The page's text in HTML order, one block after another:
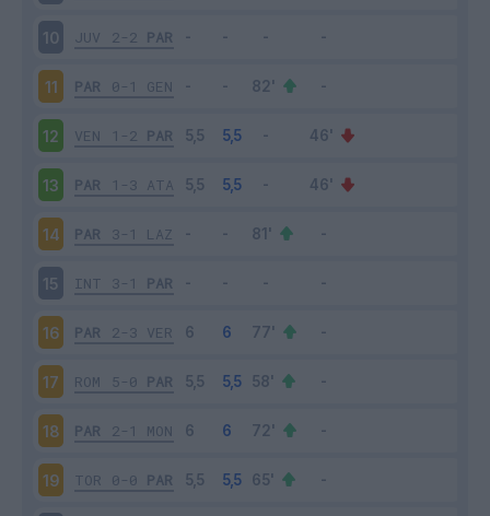
10 JUV 2-2 PAR
11 PAR 0-1 GEN
12 VEN 1-2 PAR
13 PAR 1-3 ATA
14 PAR 3-1 LAZ
15 INT 3-1 PAR
16 PAR 2-3 VER
17 ROM 5-0 PAR
18 PAR 2-1 MON
19 TOR 0-0 PAR